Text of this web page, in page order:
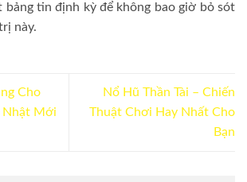
bảng tin định kỳ để không bao giờ bỏ sót
này.
Cho
Nhật Mới
Nổ Hũ Thần Tài – Chiến
Thuật Chơi Hay Nhất Cho
Bạn